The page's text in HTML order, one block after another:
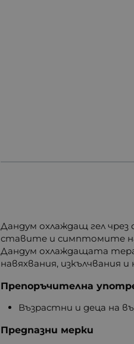
Дандум охлаждащ гел
ставите и симптомите на
Дандум охлаждащата
навяхвания, изкълчвания
Препоръчителна
Възрастни и деца на
Предпазни мерки